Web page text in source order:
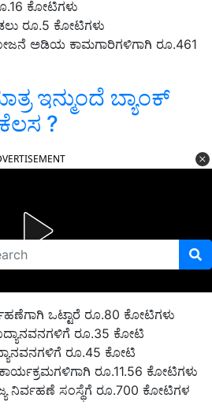
ಕೋಟಿಗಳು
ರೂ.5 ಕೋಟಿಗಳು
ಅಡಿಯ ಕಾಮಗಾರಿಗಳಿಗಾಗಿ ರೂ.461
ಇನ್ಮುಂದೆ ಬ್ಯಾಂಕ್‌
?
ಒಟ್ಟಾರೆ ರೂ.80 ಕೋಟಿಗಳು
ರೂ.35 ಕೋಟಿ
ರೂ.45 ಕೋಟಿ
ರೂ.11.56 ಕೋಟಿಗಳು
ನಿರ್ವಹಣೆ ಸಂಸ್ಥೆಗೆ ರೂ.700 ಕೋಟಿಗಳ